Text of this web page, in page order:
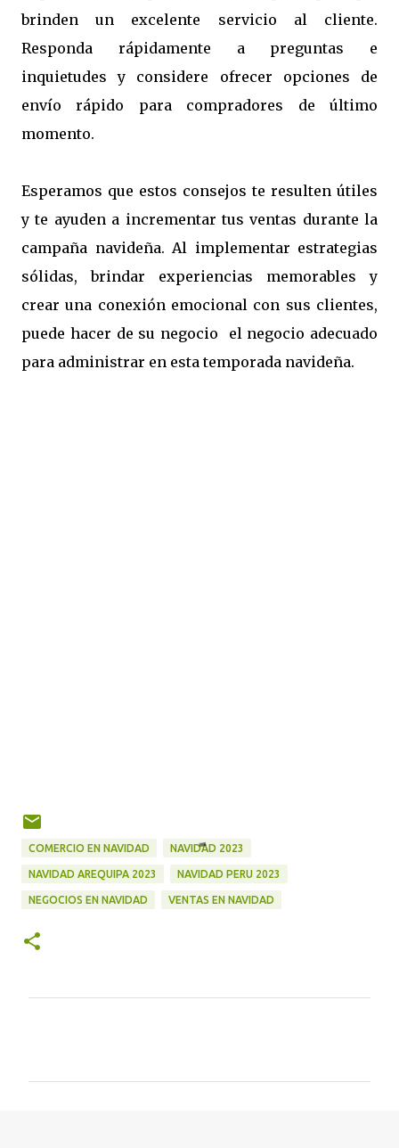
brinden un excelente servicio al cliente.
Responda rápidamente a preguntas e
inquietudes y considere ofrecer opciones de
envío rápido para compradores de último
momento.
Esperamos que estos consejos te resulten útiles
y te ayuden a incrementar tus ventas durante la
campaña navideña. Al implementar estrategias
sólidas, brindar experiencias memorables y
crear una conexión emocional con sus clientes,
puede hacer de su negocio el negocio adecuado
para administrar en esta temporada navideña.
COMERCIO EN NAVIDAD NAVIDAD 2023
NAVIDAD AREQUIPA 2023 NAVIDAD PERU 2023
NEGOCIOS EN NAVIDAD VENTAS EN NAVIDAD